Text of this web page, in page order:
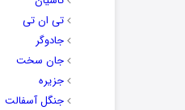
تی ان تی
جادوگر
جان سخت
جزیره
جنگل آسفالت